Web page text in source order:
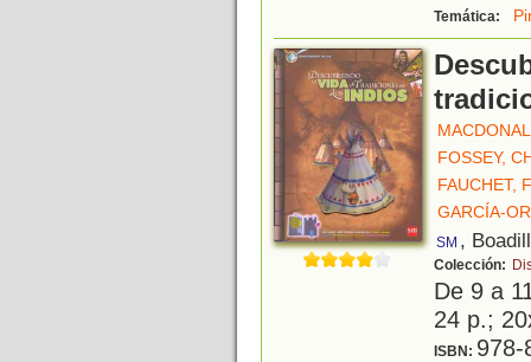
Temática:
FOSSEY,
FAUCHET,
GARCÍA-
SM ,
Colección:
De 9 a
24 p.;
ISBN: 978-